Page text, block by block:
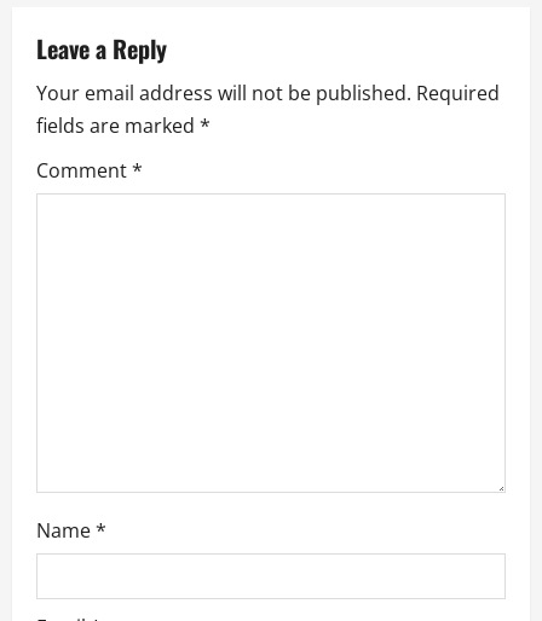
i
g
a
Leave a Reply
Your email address will not be published. Required
fields are marked *
Comment*
Name*